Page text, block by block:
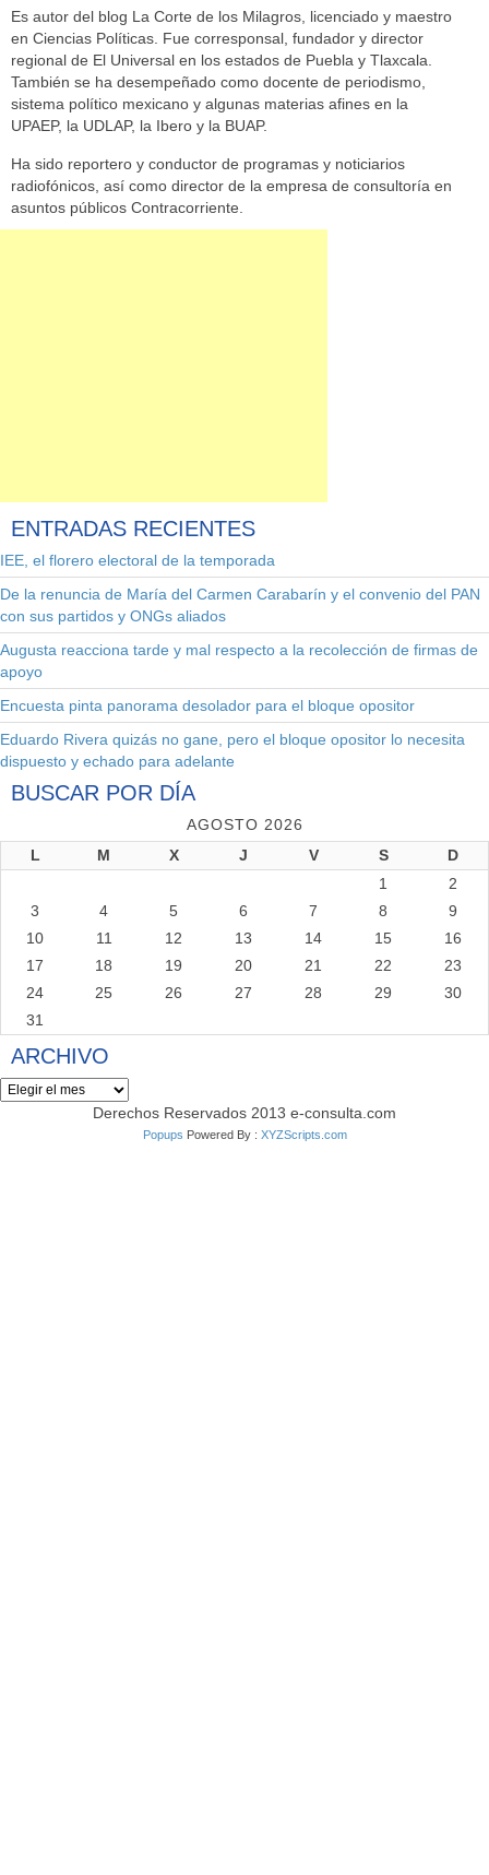
Es autor del blog La Corte de los Milagros, licenciado y maestro
en Ciencias Políticas. Fue corresponsal, fundador y director
regional de El Universal en los estados de Puebla y Tlaxcala.
También se ha desempeñado como docente de periodismo,
sistema político mexicano y algunas materias afines en la
UPAEP, la UDLAP, la Ibero y la BUAP.
Ha sido reportero y conductor de programas y noticiarios
radiofónicos, así como director de la empresa de consultoría en
asuntos públicos Contracorriente.
ENTRADAS RECIENTES
IEE, el florero electoral de la temporada
De la renuncia de María del Carmen Carabarín y el convenio del PAN
con sus partidos y ONGs aliados
Augusta reacciona tarde y mal respecto a la recolección de firmas de
apoyo
Encuesta pinta panorama desolador para el bloque opositor
Eduardo Rivera quizás no gane, pero el bloque opositor lo necesita
dispuesto y echado para adelante
BUSCAR POR DÍA
AGOSTO 2026
L
M X J V S
D
1
2
3
4 5 6 7 8
9
10
11 12 13 14 15
16
17
18 19 20 21 22
23
24
25 26 27 28 29
30
31
ARCHIVO
Archivo
Derechos Reservados 2013 e-consulta.com
Popups Powered By : XYZScripts.com